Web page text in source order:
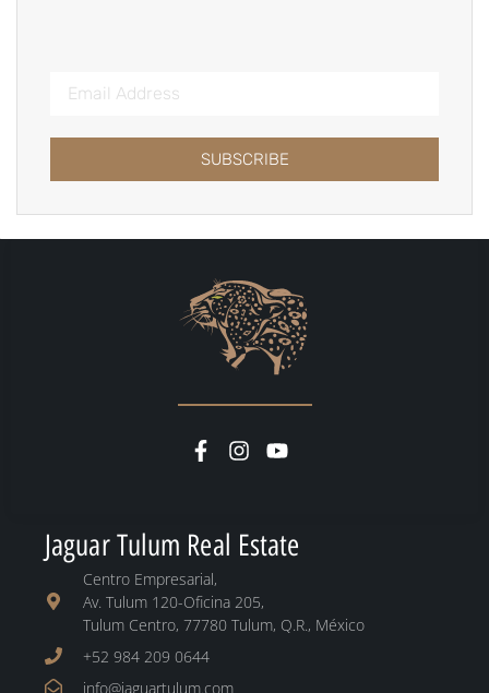
SUBSCRIBE
Jaguar Tulum Real Estate
Centro Empresarial,
Av. Tulum 120-Oficina 205,
Tulum Centro, 77780 Tulum, Q.R., México
+52 984 209 0644
info@jaguartulum.com